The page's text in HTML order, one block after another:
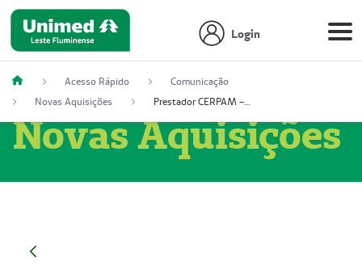
Login
Acesso Rápido
Comunicação
Novas Aquisições
Prestador CERPAM – Centro de Reabilitação S/S Ltda-ME (52004274-8)
Novas Aquisições